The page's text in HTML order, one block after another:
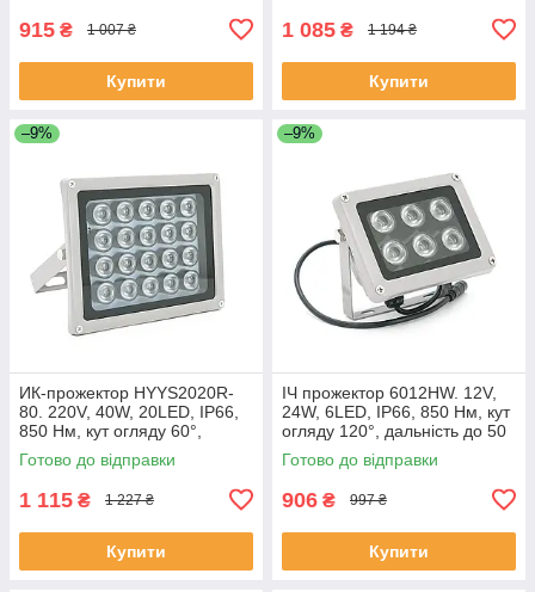
915 ₴ 1 007 ₴
Купити
1 085 ₴ 1 194 ₴
Купити
–9%
ИК-прожектор HYYS2020R-
80. 220V, 40W, 20LED, IP66,
850 Нм, кут огляду 60°,
дальність до 80 м. ЕКОБОКС
Готово до відправки
1 115 ₴ 1 227 ₴
Купити
–9%
ІЧ прожектор 6012HW. 12V,
24W, 6LED, IP66, 850 Нм, кут
огляду 120°, дальність до 50
м. ЕКОБОКС
Готово до відправки
906 ₴ 997 ₴
Купити